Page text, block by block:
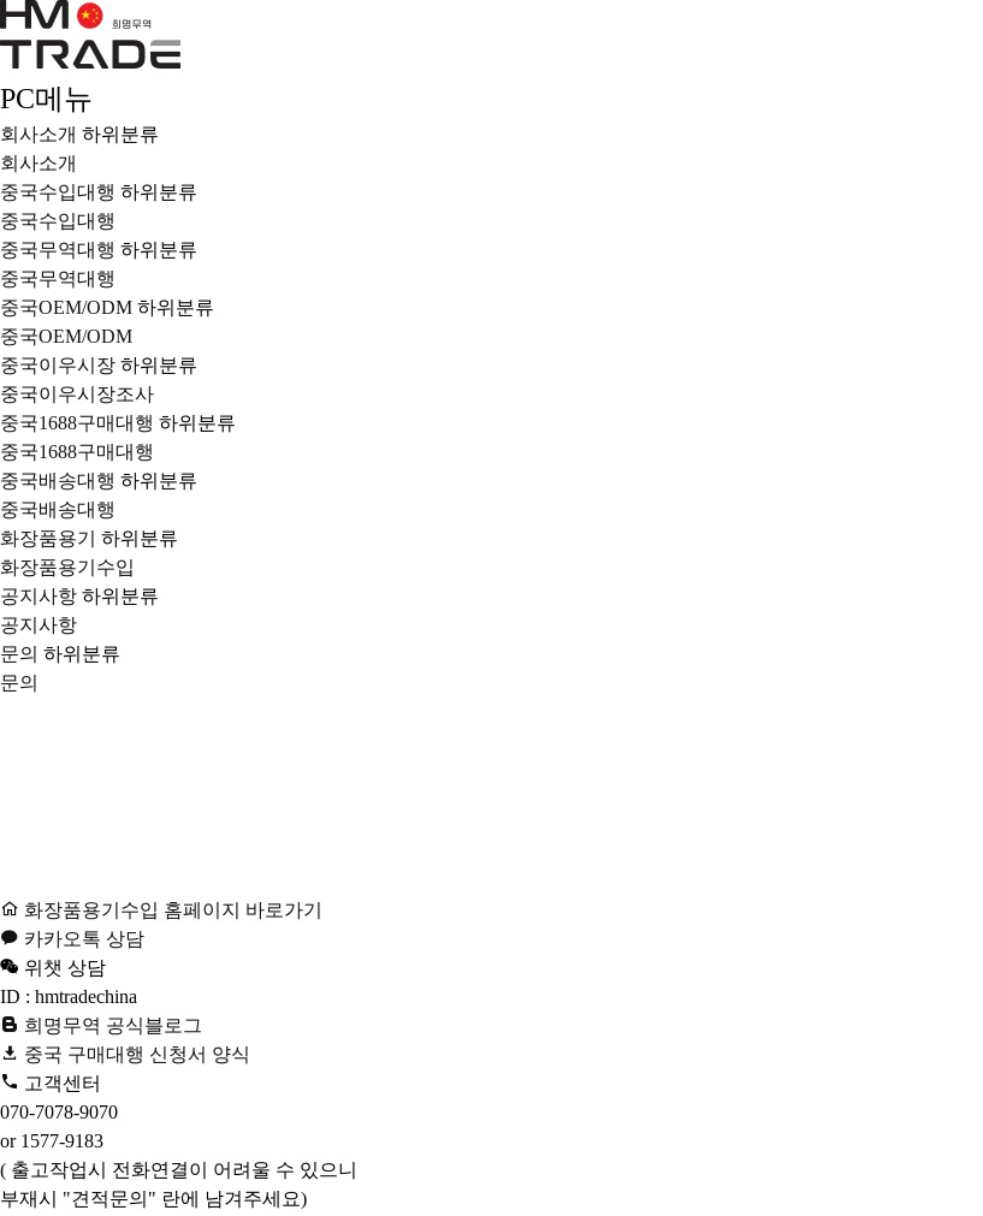
PC메뉴
회사소개 하위분류
회사소개
중국수입대행 하위분류
중국수입대행
중국무역대행 하위분류
중국무역대행
중국OEM/ODM 하위분류
중국OEM/ODM
중국이우시장 하위분류
중국이우시장조사
중국1688구매대행 하위분류
중국1688구매대행
중국배송대행 하위분류
중국배송대행
화장품용기
하위분류
화장품용기수입
공지사항 하위분류
공지사항
문의 하위분류
문의
화장품용기수입 홈페이지 바로가기
카카오톡 상담
위챗 상담
ID : hmtradechina
희명무역 공식블로그
중국 구매대행 신청서 양식
고객센터
070-7078-9070
or 1577-9183
( 출고작업시 전화연결이 어려울 수 있으니
부재시 "견적문의" 란에 남겨주세요)